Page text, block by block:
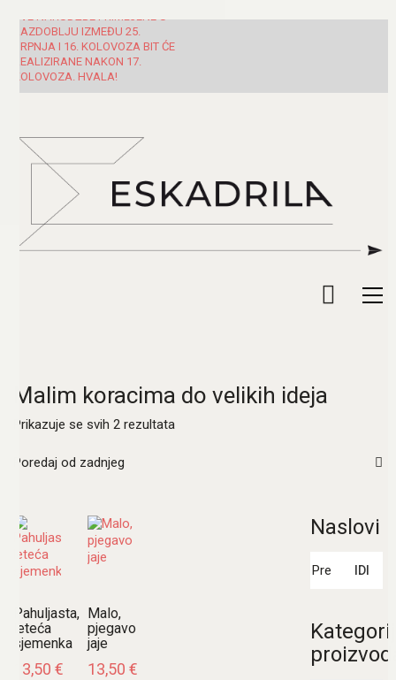
SVE NARUDŽBE PRIMLJENE U
RAZDOBLJU IZMEĐU 25.
SRPNJA I 16. KOLOVOZA BIT ĆE
REALIZIRANE NAKON 17.
KOLOVOZA. HVALA!
Malim koracima do velikih ideja
Prikazuje se svih 2 rezultata
Poredaj od zadnjeg
Pahuljasta,
leteća
sjemenka
13,50 €
Malo,
pjegavo
jaje
13,50 €
Naslovi
IDI